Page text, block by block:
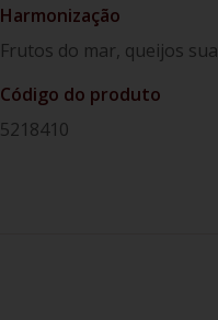
Harmonização
Frutos do mar, queijos
Código do produto
5218410